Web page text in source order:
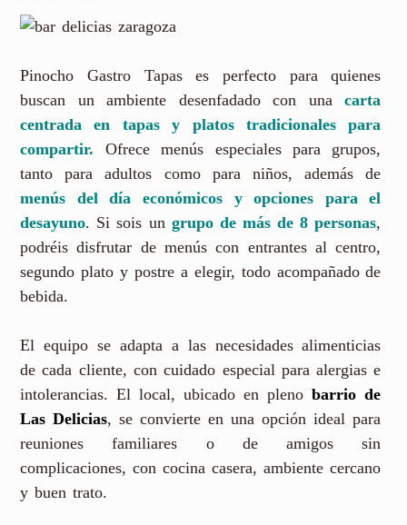
Pinocho Gastro Tapas es perfecto para quienes
buscan un ambiente desenfadado con unacarta
centrada en tapas y platos tradicionales para
compartir. Ofrece menús especiales para grupos,
tanto para adultos como para niños, además de
menús del día económicos y opciones para el
desayuno. Si sois un grupo de más de 8 personas,
podréis disfrutar de menús con entrantes al centro,
segundo plato y postre a elegir, todo acompañado de
bebida.
El equipo se adapta a las necesidades alimenticias
de cada cliente, con cuidado especial para alergias e
intolerancias. El local, ubicado en plenobarrio de
Las Delicias, se convierte en una opción ideal para
reuniones familiares o de amigos sin
complicaciones, con cocina casera, ambiente cercano
y buen trato.